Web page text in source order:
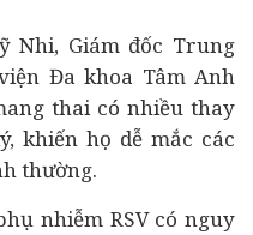
Nhi, Giám đốc Trung
Đa khoa Tâm Anh
thai có nhiều thay
khiến họ dễ mắc các
thường.
nhiễm RSV có nguy